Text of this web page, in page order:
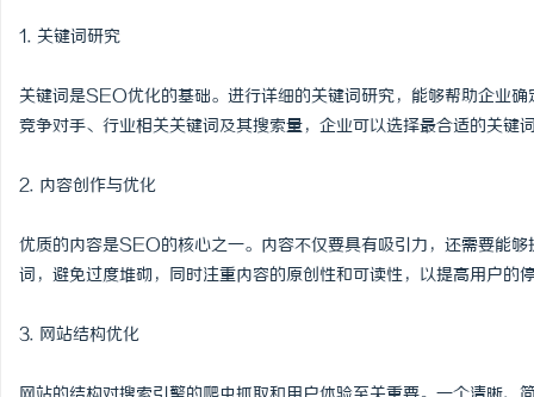
1. 关键词研究
关键词是SEO优化的基础。进行详细的关键词研究，能够帮助企业
竞争对手、行业相关关键词及其搜索量，企业可以选择最合适的关键
2. 内容创作与优化
优质的内容是SEO的核心之一。内容不仅要具有吸引力，还需要能
词，避免过度堆砌，同时注重内容的原创性和可读性，以提高用户的
3. 网站结构优化